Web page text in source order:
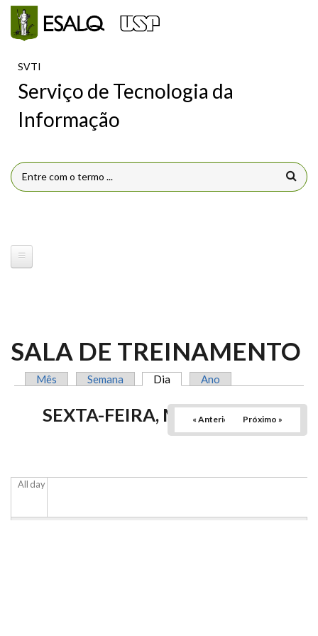
Pular para o conteúdo principal
SVTI
Serviço de Tecnologia da
Informação
FORMULÁRIO DE BUSCA
SALA DE TREINAMENTO
ABAS PRIMÁRIAS
Mês Semana Dia (aba ativa)
Ano
SEXTA-FEIRA, MAIO 8, 2026
« Anterior Próximo »
All day